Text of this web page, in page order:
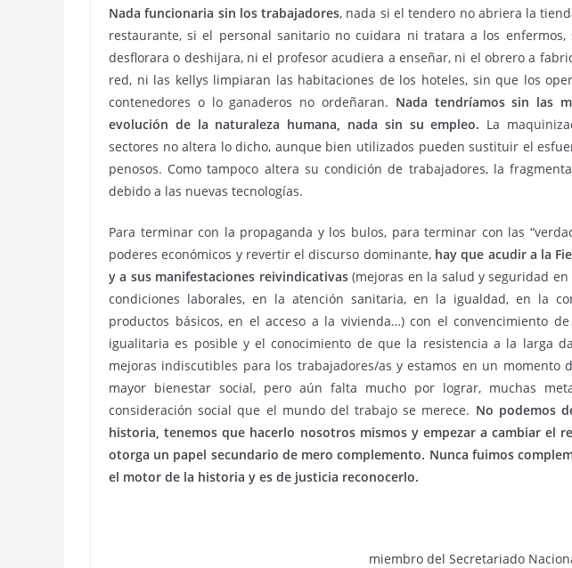
Nada funcionaria sin los trabajadores, nada si el tendero no abriera la
restaurante, si el personal sanitario no cuidara ni tratara a los
desflorara o deshijara, ni el profesor acudiera a enseñar, ni el obrero a
red, ni las kellys limpiaran las habitaciones de los hoteles, sin que los
contenedores o lo ganaderos no ordeñaran. Nada tendríamos sin las
evolución de la naturaleza humana, nada sin su empleo. La
sectores no altera lo dicho, aunque bien utilizados pueden sustituir el
penosos. Como tampoco altera su condición de trabajadores, la
debido a las nuevas tecnologías.
Para terminar con la propaganda y los bulos, para terminar con las
poderes económicos y revertir el discurso dominante, hay que acudir a la
y a sus manifestaciones reivindicativas(mejoras en la salud y seguridad
condiciones laborales, en la atención sanitaria, en la igualdad, en la
productos básicos, en el acceso a la vivienda…) con el convencimiento
igualitaria es posible y el conocimiento de que la resistencia a la larga
mejoras indiscutibles para los trabajadores/as y estamos en un momento
mayor bienestar social, pero aún falta mucho por lograr, muchas
consideración social que el mundo del trabajo se merece. No podemos
historia, tenemos que hacerlo nosotros mismos y empezar a cambiar el
otorga un papel secundario de mero complemento. Nunca fuimos
el motor de la historia y es de justicia reconocerlo.
miembro del Secretariado